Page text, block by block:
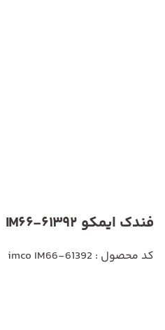
فندک ایمکو IM66-61392
کد محصول : imco IM66-61392